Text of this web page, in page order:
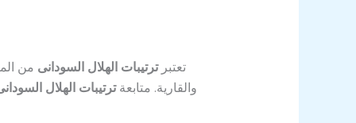
تعتبرترتيبات الهلال السودانى من
والقارية. متابعةترتيبات الهلال